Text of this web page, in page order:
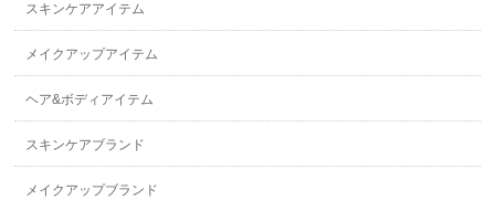
スキンケアアイテム
メイクアップアイテム
ヘア&ボディアイテム
スキンケアブランド
メイクアップブランド